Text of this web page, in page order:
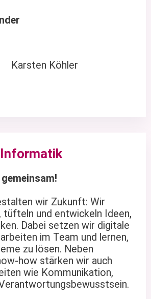
Karsten Köhler
Informatik
wir Zukunft: Wir
tüfteln und entwickeln Ideen,
Dabei setzen wir digitale
im Team und lernen,
zu lösen. Neben
how stärken wir auch
wie Kommunikation,